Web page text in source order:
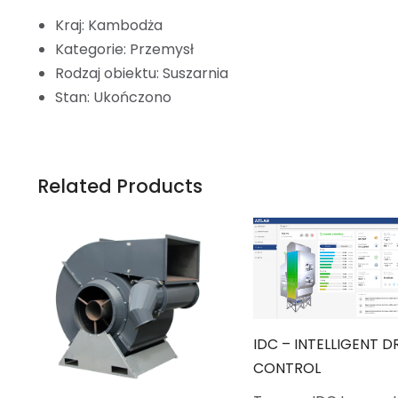
Kraj: Kambodża
Kategorie: Przemysł
Rodzaj obiektu: Suszarnia
Stan: Ukończono
Related Products
IDC – INTELLIGENT
CONTROL